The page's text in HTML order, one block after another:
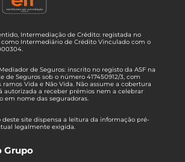
Intermediação de Crédito: registada no
Intermediário de Crédito Vinculado com o
de Seguros: inscrito no registo da ASF na
de Seguros sob o número 417450912/3, com
ramos Vida e Não Vida. Não assume a cobertura
autorizada a receber prémios nem a celebrar
em nome das seguradoras.
site dispensa a leitura da informação pré-
legalmente exigida.
Grupo